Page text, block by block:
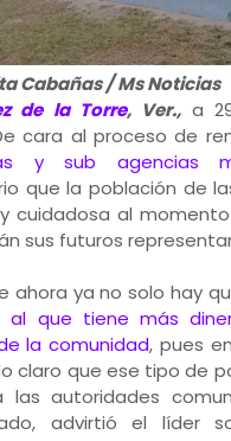
Cabañas / Ms Noticias
de la Torre, Ver., a
cara al proceso de
y sub agencias
que la población de
cuidadosa al
sus futuros
ahora ya no solo hay
al que tiene más
la comunidad, pues
claro que ese tipo de
las autoridades
advirtió el líder